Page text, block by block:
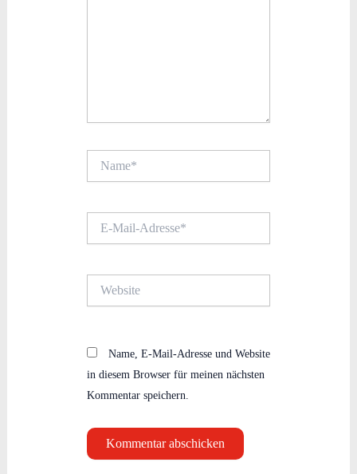
Mail-
Name, E-Mail-Adresse und Website
in diesem Browser für meinen nächsten
Kommentar speichern.